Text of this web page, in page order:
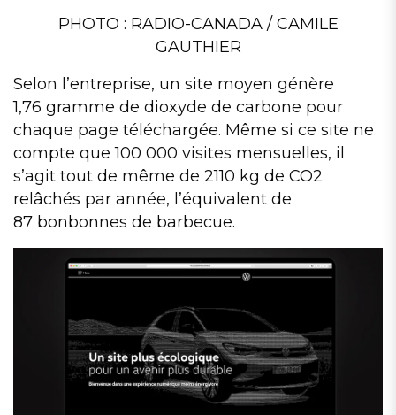
PHOTO : RADIO-CANADA / CAMILE
GAUTHIER
Selon l’entreprise, un site moyen génère
1,76 gramme de dioxyde de carbone pour
chaque page téléchargée. Même si ce site ne
compte que 100 000 visites mensuelles, il
s’agit tout de même de 2110 kg de CO2
relâchés par année, l’équivalent de
87 bonbonnes de barbecue.